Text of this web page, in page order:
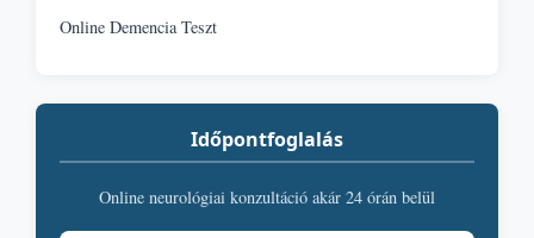
Online Demencia Teszt
Időpontfoglalás
Online neurológiai konzultáció akár 24 órán belül